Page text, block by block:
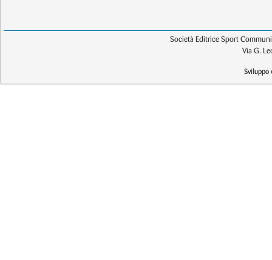
Società Editrice Sport
Via G.
Sviluppo